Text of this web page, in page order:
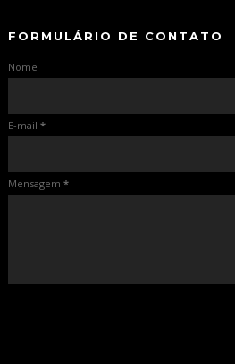
FORMULÁRIO DE CONTATO
Nome
E-mail *
Mensagem *